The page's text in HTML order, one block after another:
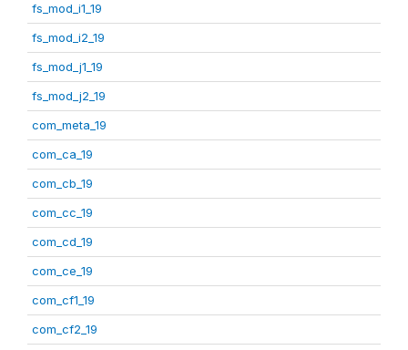
fs_mod_i1_19
fs_mod_i2_19
fs_mod_j1_19
fs_mod_j2_19
com_meta_19
com_ca_19
com_cb_19
com_cc_19
com_cd_19
com_ce_19
com_cf1_19
com_cf2_19